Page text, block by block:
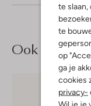
te
te
op
ga je
cookies
privacy-
Wil je je
Ook iets